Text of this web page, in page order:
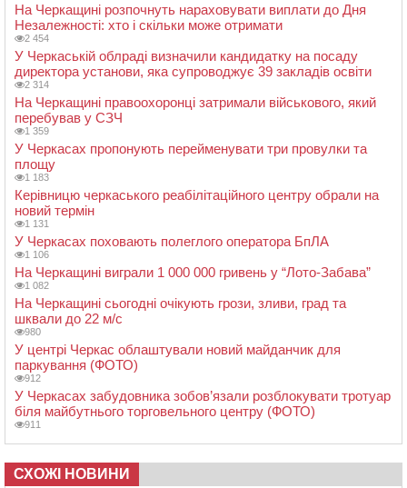
На Черкащині розпочнуть нараховувати виплати до Дня
Незалежності: хто і скільки може отримати
2 454
У Черкаській облраді визначили кандидатку на посаду
директора установи, яка супроводжує 39 закладів освіти
2 314
На Черкащині правоохоронці затримали військового, який
перебував у СЗЧ
1 359
У Черкасах пропонують перейменувати три провулки та
площу
1 183
Керівницю черкаського реабілітаційного центру обрали на
новий термін
1 131
У Черкасах поховають полеглого оператора БпЛА
1 106
На Черкащині виграли 1 000 000 гривень у “Лото-Забава”
1 082
На Черкащині сьогодні очікують грози, зливи, град та
шквали до 22 м/с
980
У центрі Черкас облаштували новий майданчик для
паркування (ФОТО)
912
У Черкасах забудовника зобов’язали розблокувати тротуар
біля майбутнього торговельного центру (ФОТО)
911
СХОЖІ НОВИНИ